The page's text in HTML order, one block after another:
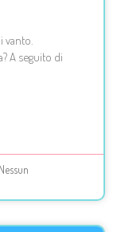
A seguito di
Nessun